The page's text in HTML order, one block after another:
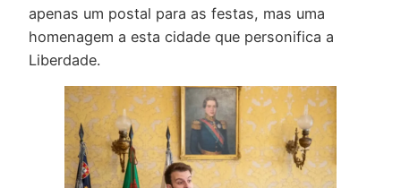
apenas um postal para as festas, mas uma
homenagem a esta cidade que personifica a
Liberdade.